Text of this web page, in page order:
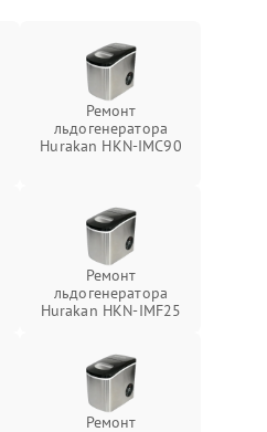
Ремонт
льдогенератора
Hurakan HKN-IMC90
Ремонт
льдогенератора
Hurakan HKN-IMF25
Ремонт